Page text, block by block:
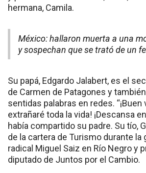
hermana, Camila.
México: hallaron muerta a una
y sospechan que se trató de un
Su papá, Edgardo Jalabert, es el
de Carmen de Patagones y
sentidas palabras en redes. “¡Buen
extrañaré toda la vida! ¡Descansa
había compartido su padre. Su tío,
de la cartera de Turismo durante la
radical Miguel Saiz en Río Negro y
diputado de Juntos por el Cambio.